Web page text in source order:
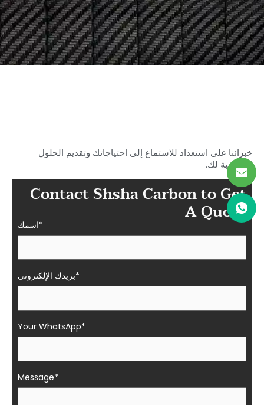
خبرائنا على استعداد للاستماع إلى احتياجاتك وتقديم الحلول
المناسبة لك.
Contact Shsha Carbon to Get
A Quote
اسمك*
بريدك الإلكتروني*
Your WhatsApp*
Message*